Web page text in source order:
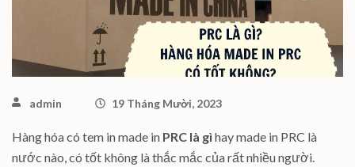
admin 19 Tháng Mười, 2023
Hàng hóa có tem in made in PRC là gì hay made in PRC là
nước nào, có tốt không là thắc mắc của rất nhiều người.